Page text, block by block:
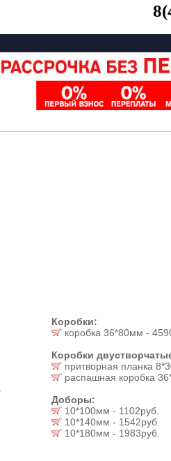
Коробки:
коробка 36*80мм -
Коробки
притворная планка
распашная коробка
Доборы:
10*100мм - 1102руб.
10*140мм - 1542руб.
10*180мм - 1983руб.